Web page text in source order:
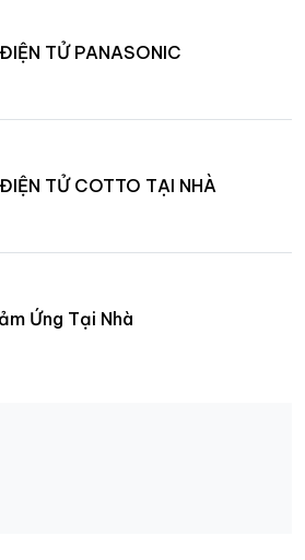
TỬ PANASONIC
TỬ COTTO TẠI NHÀ
Ứng Tại Nhà